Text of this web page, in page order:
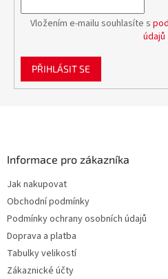
Vložením e-mailu souhlasíte s
údajů
PŘIHLÁSIT SE
Informace pro zákazníka
Jak nakupovat
Obchodní podmínky
Podmínky ochrany osobních údajů
Doprava a platba
Tabulky velikostí
Zákaznické účty